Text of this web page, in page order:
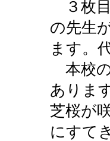
３枚
の先生
ます。
本校
ありま
芝桜が
にすて